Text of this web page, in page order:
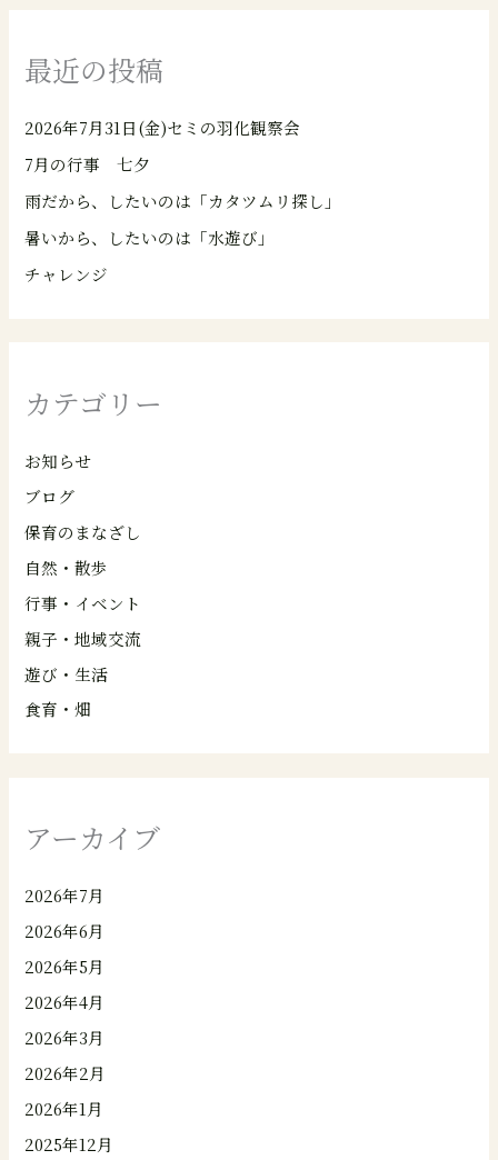
最近の投稿
2026年7月31日(金)セミの羽化観察会
7月の行事 七夕
雨だから、したいのは「カタツムリ探し」
暑いから、したいのは「水遊び」
チャレンジ
カテゴリー
お知らせ
ブログ
保育のまなざし
自然・散歩
行事・イベント
親子・地域交流
遊び・生活
食育・畑
アーカイブ
2026年7月
2026年6月
2026年5月
2026年4月
2026年3月
2026年2月
2026年1月
2025年12月